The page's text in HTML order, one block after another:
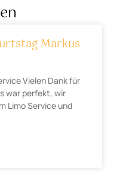
Markus
Vielen Dank für
war perfekt, wir
Limo Service und